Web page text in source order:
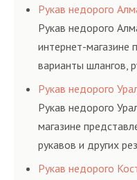
соответствующих
и нормативам.
Рукав недорого
Рукав недорого
интернет-магазине
варианты шлангов,
резинотехнических
ГОСТам,
Рукав недорого
Рукав недорого
магазине
рукавов и других
соответствующих
Рукав недорого